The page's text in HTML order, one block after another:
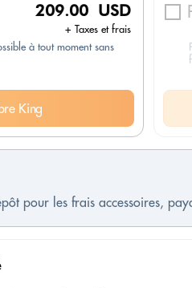
209.00 USD
+ Taxes et frais
à tout moment sans
King
pour les frais accessoires,